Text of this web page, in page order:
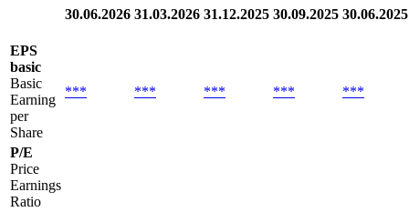
30.06.2026 31.03.2026 31.12.2025 30.09.2025 30.06.2025
EPS
basic
Basic
Earning
per
Share
*** *** *** *** ***
P/E
Price
Earnings
Ratio